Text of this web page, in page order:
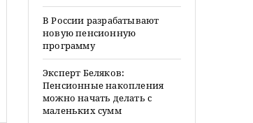
В России разрабатывают
новую пенсионную
программу
Эксперт Беляков:
Пенсионные накопления
можно начать делать с
маленьких сумм